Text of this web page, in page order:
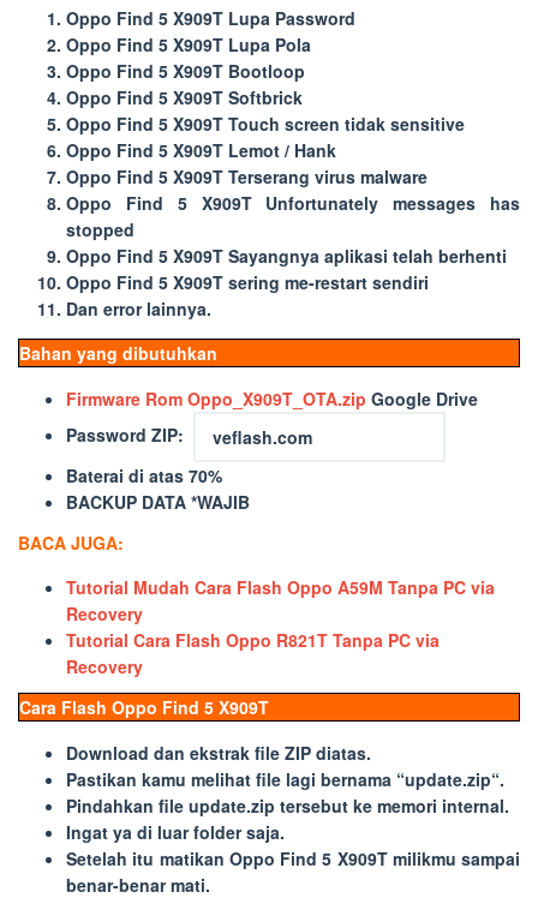
Oppo Find 5 X909T Lupa Password
Oppo Find 5 X909T Lupa Pola
Oppo Find 5 X909T Bootloop
Oppo Find 5 X909T Softbrick
Oppo Find 5 X909T Touch screen tidak sensitive
Oppo Find 5 X909T Lemot / Hank
Oppo Find 5 X909T Terserang virus malware
Oppo Find 5 X909T Unfortunately messages has
stopped
Oppo Find 5 X909T Sayangnya aplikasi telah berhenti
Oppo Find 5 X909T sering me-restart sendiri
Dan error lainnya.
Bahan yang dibutuhkan
Firmware Rom Oppo_X909T_OTA.zip Google Drive
Password ZIP:
Baterai di atas 70%
BACKUP DATA *WAJIB
BACA JUGA:
Tutorial Mudah Cara Flash Oppo A59M Tanpa PC via
Recovery
Tutorial Cara Flash Oppo R821T Tanpa PC via
Recovery
Cara Flash Oppo Find 5 X909T
Download dan ekstrak file ZIP diatas.
Pastikan kamu melihat file lagi bernama “update.zip“.
Pindahkan file update.zip tersebut ke memori internal.
Ingat ya di luar folder saja.
Setelah itu matikan Oppo Find 5 X909T milikmu sampai
benar-benar mati.